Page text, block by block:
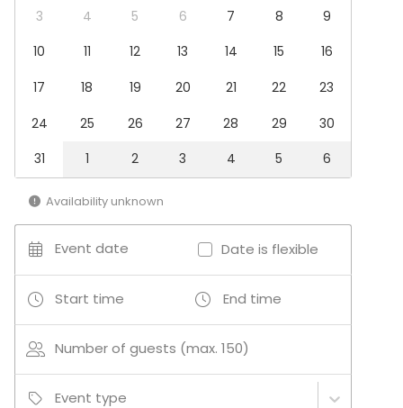
Towels
Dinnerware
Event types
Wedding
Dinner / Lunch
Fair / Exhibition
Business / Corporate Event
Company Party
Family Celebration
Venue type
Banquet hall
Multi-purpose event space
Meeting room
3
4 5 6 7 8
9
10
11 12 13 14 15
16
17
18 19 20 21 22
23
24
25 26 27 28 29
30
31
1 2 3 4 5 6
Availability unknown
Event date Date is flexible
Start time End time
Number of guests (max. 150)
Event type